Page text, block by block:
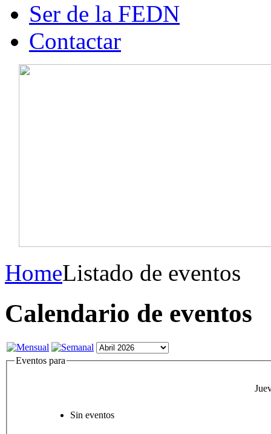
Ser de la FEDN
Contactar
HomeListado de eventos
Calendario de eventos
Eventos para
Sin eventos